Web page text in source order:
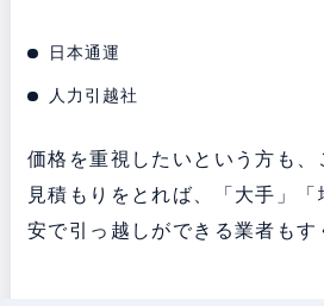
日本通運
人力引越社
価格を重視したいという方も、
見積もりをとれば、「大手」
安で引っ越しができる業者もす